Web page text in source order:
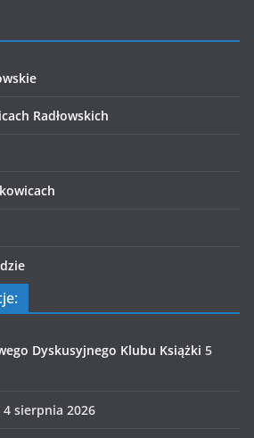
Radłowskich
Dyskusyjnego Klubu Książki 5
4 sierpnia 2026